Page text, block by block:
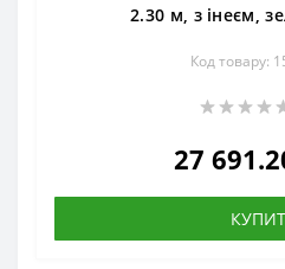
2.30 м, з інеєм,
Код товару:
27